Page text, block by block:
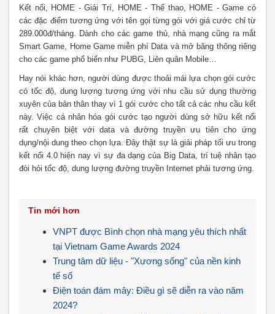
Kết nối, HOME - Giải Trí, HOME - Thể thao, HOME - Game có
các đặc điểm tương ứng với tên gọi từng gói với giá cước chỉ từ
289.000đ/tháng. Dành cho các game thủ, nhà mạng cũng ra mắt
Smart Game, Home Game miễn phí Data và mở băng thông riêng
cho các game phổ biến như PUBG, Liên quân Mobile…
Hay nói khác hơn, người dùng được thoải mái lựa chọn gói cước
có tốc độ, dung lượng tương ứng với nhu cầu sử dụng thường
xuyên của bản thân thay vì 1 gói cước cho tất cả các nhu cầu kết
này. Việc cá nhân hóa gói cước tạo người dùng sở hữu kết nối
rất chuyên biệt với data và đường truyền ưu tiên cho ứng
dụng/nội dung theo chọn lựa. Đây thật sự là giải pháp tối ưu trong
kết nối 4.0 hiện nay vì sự đa dạng của Big Data, trí tuệ nhân tạo
đòi hỏi tốc độ, dung lượng đường truyền Internet phải tương ứng.
Tin mới hơn
VNPT được Bình chọn nhà mạng yêu thích nhất
tại Vietnam Game Awards 2024
Trung tâm dữ liệu - "Xương sống" của nền kinh
tế số
Điện toán đám mây: Điều gì sẽ diễn ra vào năm
2024?